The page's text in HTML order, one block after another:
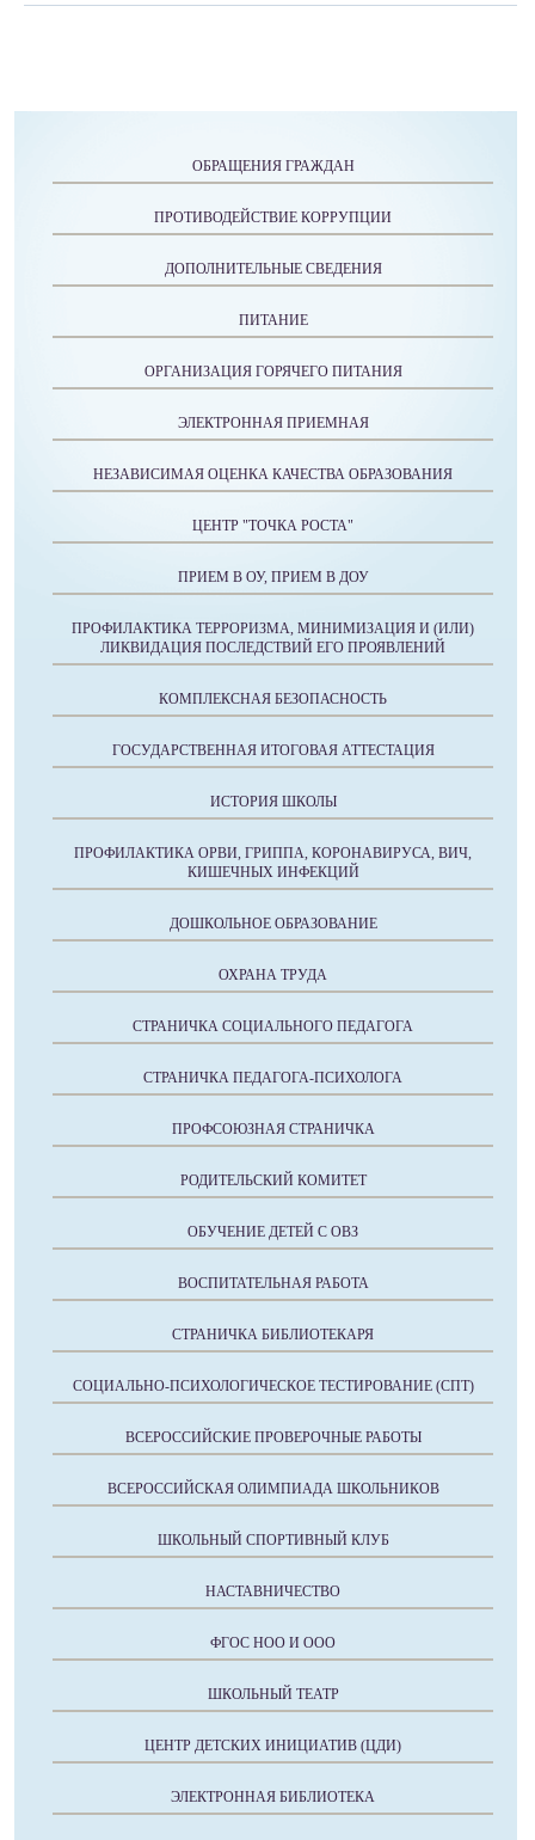
ОБРАЩЕНИЯ ГРАЖДАН
ПРОТИВОДЕЙСТВИЕ КОРРУПЦИИ
ДОПОЛНИТЕЛЬНЫЕ СВЕДЕНИЯ
ПИТАНИЕ
ОРГАНИЗАЦИЯ ГОРЯЧЕГО ПИТАНИЯ
ЭЛЕКТРОННАЯ ПРИЕМНАЯ
НЕЗАВИСИМАЯ ОЦЕНКА КАЧЕСТВА ОБРАЗОВАНИЯ
ЦЕНТР "ТОЧКА РОСТА"
ПРИЕМ В ОУ, ПРИЕМ В ДОУ
ПРОФИЛАКТИКА ТЕРРОРИЗМА, МИНИМИЗАЦИЯ И (ИЛИ)
ЛИКВИДАЦИЯ ПОСЛЕДСТВИЙ ЕГО ПРОЯВЛЕНИЙ
КОМПЛЕКСНАЯ БЕЗОПАСНОСТЬ
ГОСУДАРСТВЕННАЯ ИТОГОВАЯ АТТЕСТАЦИЯ
ИСТОРИЯ ШКОЛЫ
ПРОФИЛАКТИКА ОРВИ, ГРИППА, КОРОНАВИРУСА, ВИЧ,
КИШЕЧНЫХ ИНФЕКЦИЙ
ДОШКОЛЬНОЕ ОБРАЗОВАНИЕ
ОХРАНА ТРУДА
СТРАНИЧКА СОЦИАЛЬНОГО ПЕДАГОГА
СТРАНИЧКА ПЕДАГОГА-ПСИХОЛОГА
ПРОФСОЮЗНАЯ СТРАНИЧКА
РОДИТЕЛЬСКИЙ КОМИТЕТ
ОБУЧЕНИЕ ДЕТЕЙ С ОВЗ
ВОСПИТАТЕЛЬНАЯ РАБОТА
СТРАНИЧКА БИБЛИОТЕКАРЯ
СОЦИАЛЬНО-ПСИХОЛОГИЧЕСКОЕ ТЕСТИРОВАНИЕ (СПТ)
ВСЕРОССИЙСКИЕ ПРОВЕРОЧНЫЕ РАБОТЫ
ВСЕРОССИЙСКАЯ ОЛИМПИАДА ШКОЛЬНИКОВ
ШКОЛЬНЫЙ СПОРТИВНЫЙ КЛУБ
НАСТАВНИЧЕСТВО
ФГОС НОО И ООО
ШКОЛЬНЫЙ ТЕАТР
ЦЕНТР ДЕТСКИХ ИНИЦИАТИВ (ЦДИ)
ЭЛЕКТРОННАЯ БИБЛИОТЕКА